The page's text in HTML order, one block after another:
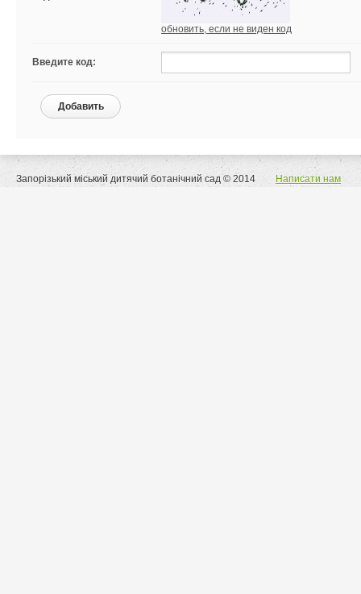
обновить, если не виден код
Введите код:
Добавить
Запорізький міський дитячий ботанічний сад © 2014 Написати нам